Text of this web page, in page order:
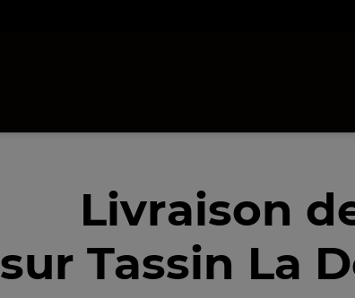
Livraison
sur Tassin La